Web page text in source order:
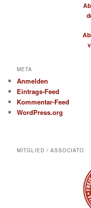
META
Anmelden
Eintrags-Feed
Kommentar-Feed
WordPress.org
MITGLIED / ASSOCIATO